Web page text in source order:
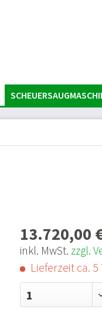
13.720,00
inkl. MwSt. zzgl.
Lieferzeit ca. 5
1